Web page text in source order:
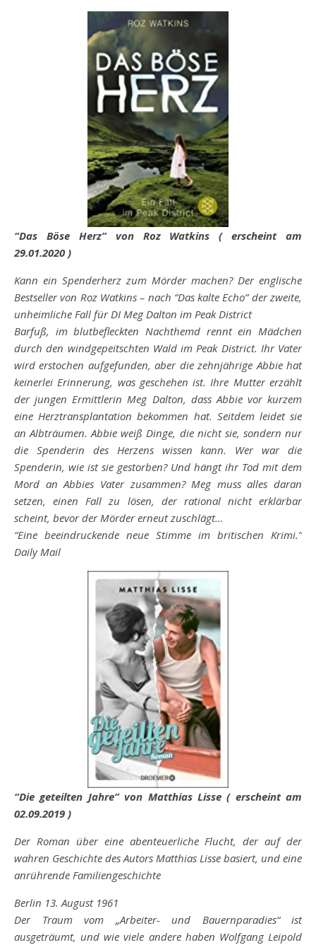
“Das Böse Herz” von Roz Watkins ( erscheint am
29.01.2020 )
Kann ein Spenderherz zum Mörder machen? Der englische
Bestseller von Roz Watkins – nach “Das kalte Echo” der zweite,
unheimliche Fall für DI Meg Dalton im Peak District
Barfuß, im blutbefleckten Nachthemd rennt ein Mädchen
durch den windgepeitschten Wald im Peak District. Ihr Vater
wird erstochen aufgefunden, aber die zehnjährige Abbie hat
keinerlei Erinnerung, was geschehen ist. Ihre Mutter erzählt
der jungen Ermittlerin Meg Dalton, dass Abbie vor kurzem
eine Herztransplantation bekommen hat. Seitdem leidet sie
an Albträumen. Abbie weiß Dinge, die nicht sie, sondern nur
die Spenderin des Herzens wissen kann. Wer war die
Spenderin, wie ist sie gestorben? Und hängt ihr Tod mit dem
Mord an Abbies Vater zusammen? Meg muss alles daran
setzen, einen Fall zu lösen, der rational nicht erklärbar
scheint, bevor der Mörder erneut zuschlägt…
“Eine beeindruckende neue Stimme im britischen Krimi.”
Daily Mail
“Die geteilten Jahre” von Matthias Lisse ( erscheint am
02.09.2019 )
Der Roman über eine abenteuerliche Flucht, der auf der
wahren Geschichte des Autors Matthias Lisse basiert, und eine
anrührende Familiengeschichte
Berlin 13. August 1961
Der Traum vom „Arbeiter- und Bauernparadies“ ist
ausgeträumt, und wie viele andere haben Wolfgang Leipold